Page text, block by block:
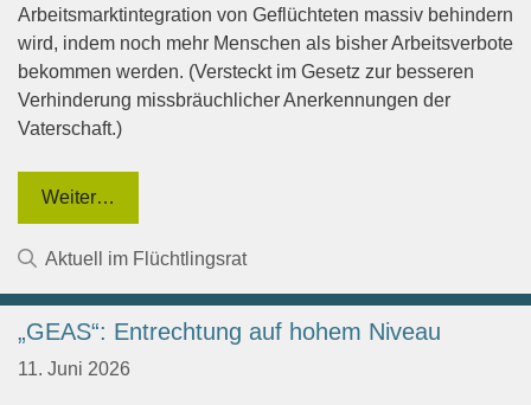
Arbeitsmarktintegration von Geflüchteten massiv behindern
wird, indem noch mehr Menschen als bisher Arbeitsverbote
bekommen werden. (Versteckt im Gesetz zur besseren
Verhinderung missbräuchlicher Anerkennungen der
Vaterschaft.)
Weiter…
Kategorien
Aktuell im Flüchtlingsrat
„GEAS“: Entrechtung auf hohem Niveau
11. Juni 2026